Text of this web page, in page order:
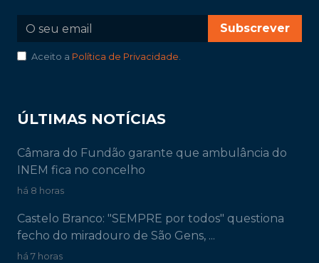
Subscrever
Aceito a Política de Privacidade.
ÚLTIMAS NOTÍCIAS
Câmara do Fundão garante que ambulância do
INEM fica no concelho
há 8 horas
Castelo Branco: "SEMPRE por todos" questiona
fecho do miradouro de São Gens, ...
há 7 horas